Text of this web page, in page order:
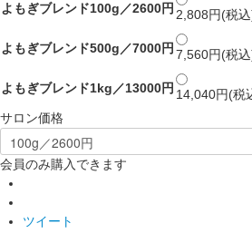
よもぎブレンド100g／2600円 2,808円(税
よもぎブレンド500g／7000円 7,560円(税
よもぎブレンド1kg／13000円 14,040円(税
サロン価格
会員のみ購入できます
ツイート